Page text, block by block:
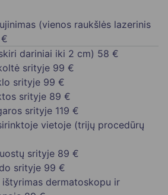
(vienos raukšlės lazerinis
dariniai iki 2 cm) 58 €
srityje 99 €
srityje 99 €
srityje 89 €
srityje 119 €
vietoje (trijų procedūrų
srityje 89 €
srityje 99 €
dermatoskopu ir